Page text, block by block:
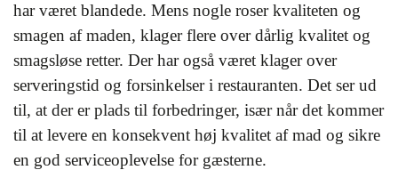
har været blandede. Mens nogle roser kvaliteten og
smagen af maden, klager flere over dårlig kvalitet og
smagsløse retter. Der har også været klager over
serveringstid og forsinkelser i restauranten. Det ser ud
til, at der er plads til forbedringer, især når det kommer
til at levere en konsekvent høj kvalitet af mad og sikre
en god serviceoplevelse for gæsterne.